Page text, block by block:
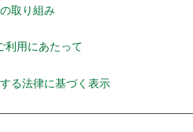
取り組み
利用にあたって
る法律に基づく表示